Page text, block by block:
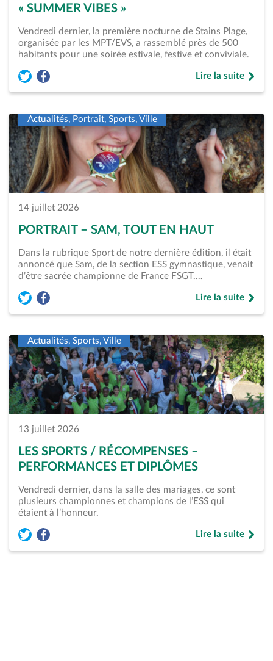
« SUMMER VIBES »
Vendredi dernier, la première nocturne de Stains Plage,
organisée par les MPT/EVS, a rassemblé près de 500
habitants pour une soirée estivale, festive et conviviale.
Partager l'article « Stains-Plage – Une première nocturne
Partager l'article « Stains-Plage – Une première
Lire la suite
de « Stains-Plage
Actualités, Portrait, Sports, Ville
14 juillet 2026
PORTRAIT – SAM, TOUT EN HAUT
Dans la rubrique Sport de notre dernière édition, il était
annoncé que Sam, de la section ESS gymnastique, venait
d’être sacrée championne de France FSGT.…
Partager l'article « Portrait &#8211; Sam, tout en haut »
Partager l'article « Portrait &#8211; Sam, tout en haut
Lire la suite
de « Portrait
Actualités, Sports, Ville
13 juillet 2026
LES SPORTS / RÉCOMPENSES –
PERFORMANCES ET DIPLÔMES
Vendredi dernier, dans la salle des mariages, ce sont
plusieurs championnes et champions de l’ESS qui
étaient à l’honneur.
Partager l'article « Les Sports / Récompenses &#8211;
Partager l'article « Les Sports / Récompenses &#8211;
Lire la suite
de « Les Sports /